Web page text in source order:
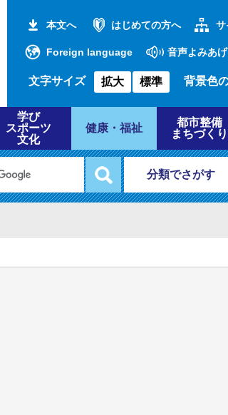
本文へ はじめての方へ サ
Foreign language 音声よみあげ
文字サイズ 拡大 標準 背景色
学び
スポーツ
文化
健康・福祉
都市整備
まちづくり
分類でさがす